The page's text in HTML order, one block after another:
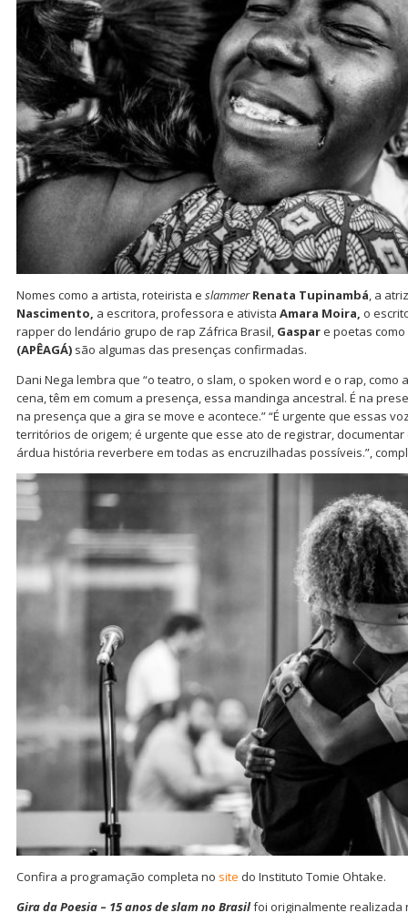
Nomes como a artista, roteirista e slammer Renata Tupinambá, a
Nascimento, a escritora, professora e ativista Amara Moira, o
rapper do lendário grupo de rap Záfrica Brasil, Gaspare poetas como
(APÊAGÁ) são algumas das presenças confirmadas.
Dani Nega lembra que “o teatro, o slam, o spoken word e o rap,
cena, têm em comum a presença, essa mandinga ancestral. É na
na presença que a gira se move e acontece.” “É urgente que essas
territórios de origem; é urgente que esse ato de registrar,
árdua história reverbere em todas as encruzilhadas possíveis.”,
Confira a programação completa no site do Instituto Tomie Ohtake.
Gira da Poesia – 15 anos de slam no Brasilfoi originalmente realizada